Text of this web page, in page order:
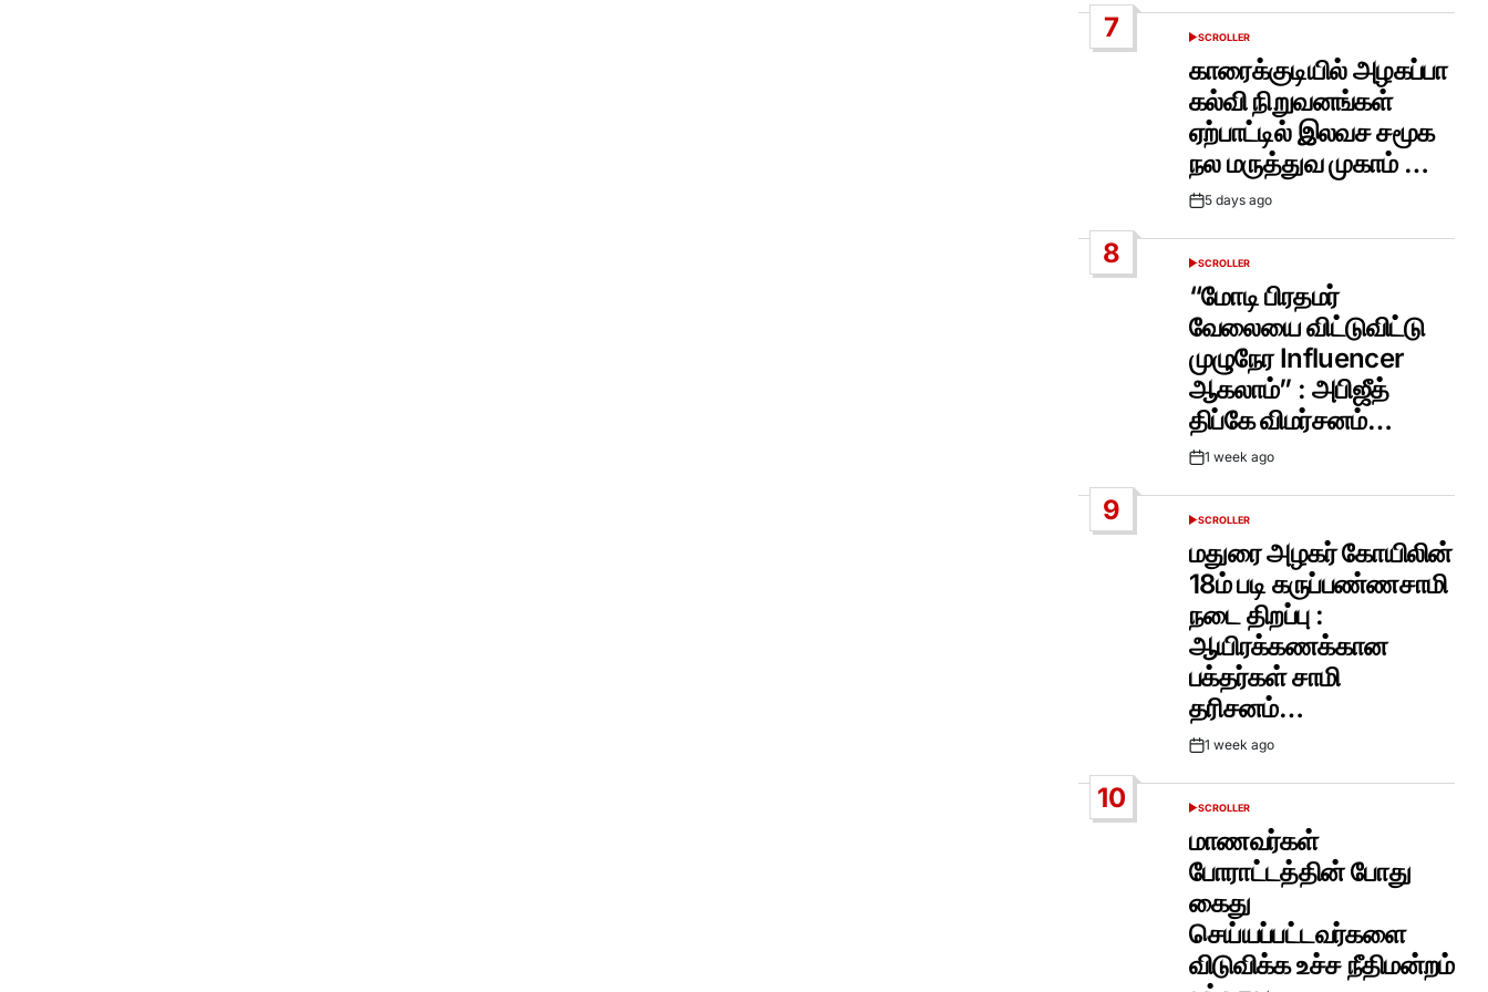
7
POSTED
SCROLLER
காரைக்குடியில் அழகப்பா
கல்வி நிறுவனங்கள்
ஏற்பாட்டில் இலவச சமூக
நல மருத்துவ முகாம் …
Post5 days ago
8
POSTED
SCROLLER
“மோடி பிரதமர்
வேலையை விட்டுவிட்டு
முழுநேர Influencer
ஆகலாம்” : அபிஜீத்
திப்கே விமர்சனம்…
Post1 week ago
9
POSTED
SCROLLER
மதுரை அழகர் கோயிலின்
18ம் படி கருப்பண்ணசாமி
நடை திறப்பு :
ஆயிரக்கணக்கான
பக்தர்கள் சாமி
தரிசனம்…
Post1 week ago
10
POSTED
SCROLLER
மாணவர்கள்
போராட்டத்தின் போது
கைது
செய்யப்பட்டவர்களை
விடுவிக்க உச்ச நீதிமன்றம்